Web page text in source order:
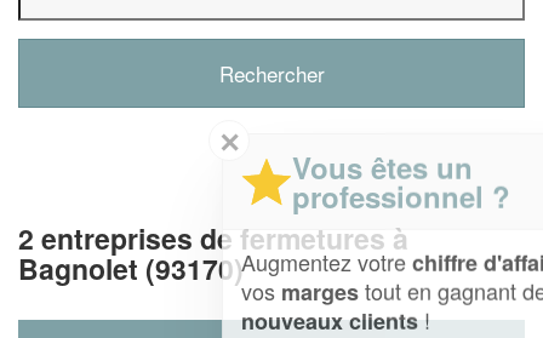
2 entreprises de fermetures à
Bagnolet (93170)
Vous êtes un
professionnel ?
Augmentez votrechiffre d'affaireset
vos
margestout en gagnant de
nouveaux clients!